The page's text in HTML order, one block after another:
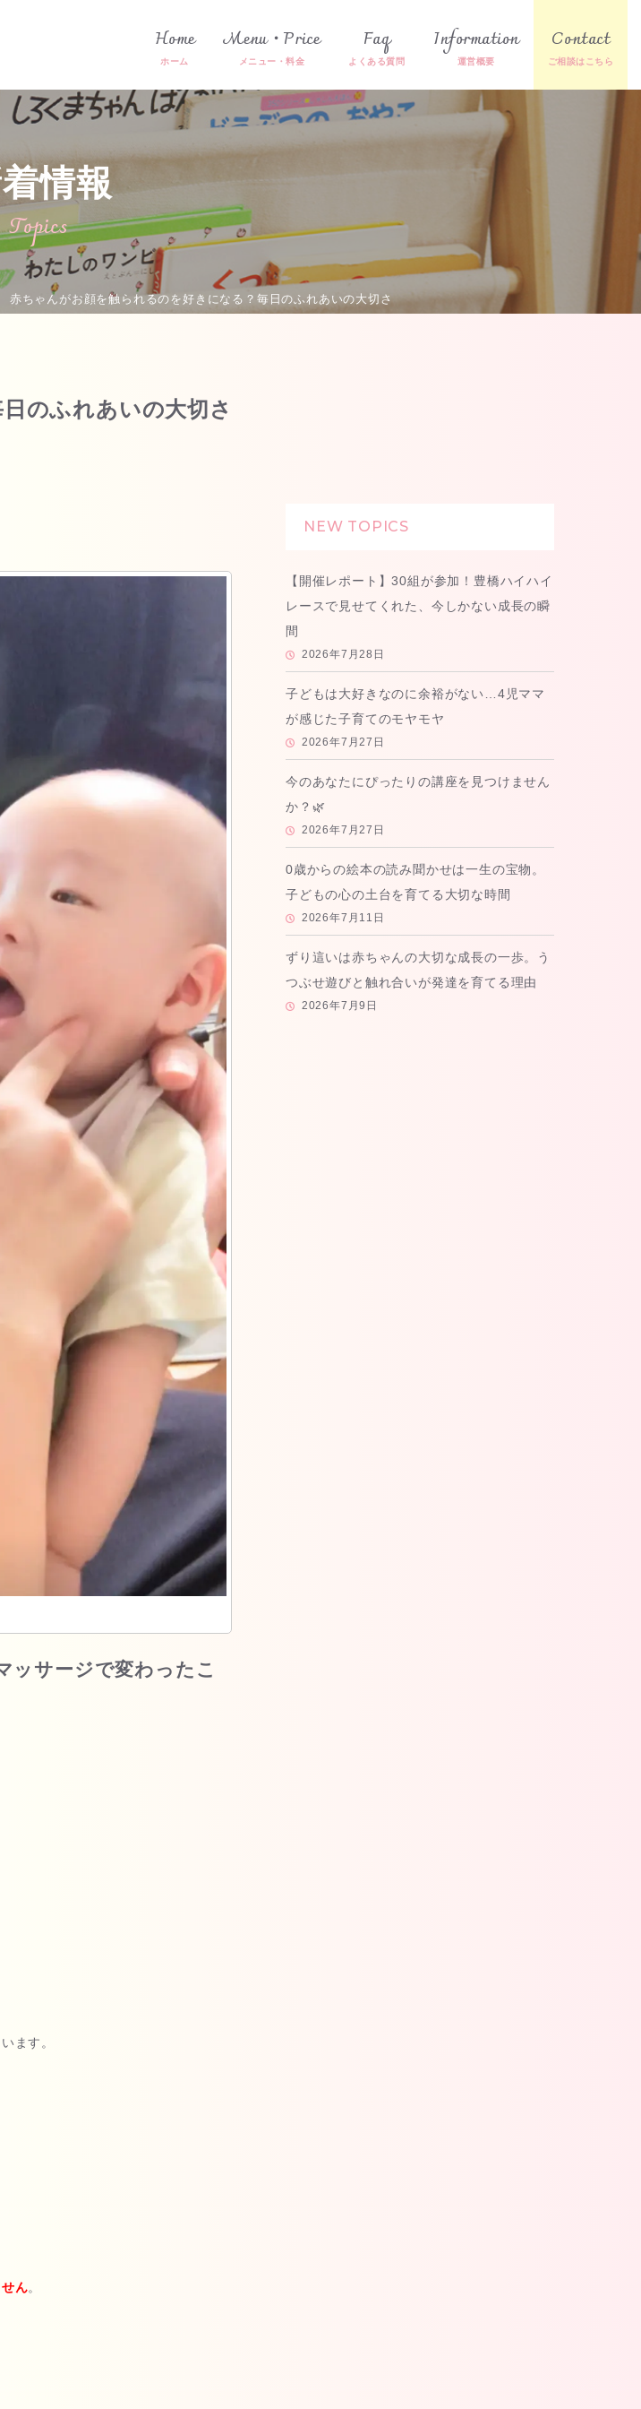
Home Menu・Price Faq Information Contact
情報
Topics
赤ちゃんがお顔を触られるのを好きになる？毎日のふれあいの大切さ
のふれあいの大切さ
ッサージで変わったこ
ます。
ん。
NEW TOPICS
【開催レポート】30組が参加！豊橋ハイハイ
レースで見せてくれた、今しかない成長の瞬
間
2026年7月28日
子どもは大好きなのに余裕がない…4児ママ
が感じた子育てのモヤモヤ
2026年7月27日
今のあなたにぴったりの講座を見つけません
か？🌿
2026年7月27日
0歳からの絵本の読み聞かせは一生の宝物。
子どもの心の土台を育てる大切な時間
2026年7月11日
ずり這いは赤ちゃんの大切な成長の一歩。う
つぶせ遊びと触れ合いが発達を育てる理由
2026年7月9日